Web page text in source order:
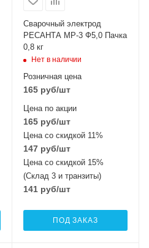
Сварочный электрод
РЕСАНТА МР-3 Ф5,0 Пачка
0,8 кг
Нет в наличии
Розничная цена
165руб/шт
Цена по акции
165руб/шт
Цена со скидкой 11%
147руб/шт
Цена со скидкой 15%
(Склад 3 и транзиты)
141руб/шт
ПОД ЗАКАЗ